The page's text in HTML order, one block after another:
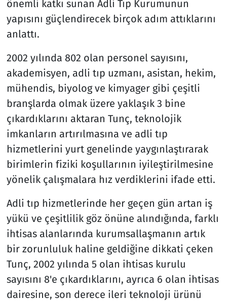
önemli katkı sunan Adli Tıp Kurumunun
yapısını güçlendirecek birçok adım attıklarını
anlattı.
2002 yılında 802 olan personel sayısını,
akademisyen, adli tıp uzmanı, asistan, hekim,
mühendis, biyolog ve kimyager gibi çeşitli
branşlarda olmak üzere yaklaşık 3 bine
çıkardıklarını aktaran Tunç, teknolojik
imkanların artırılmasına ve adli tıp
hizmetlerini yurt genelinde yaygınlaştırarak
birimlerin fiziki koşullarının iyileştirilmesine
yönelik çalışmalara hız verdiklerini ifade etti.
Adli tıp hizmetlerinde her geçen gün artan iş
yükü ve çeşitlilik göz önüne alındığında, farklı
ihtisas alanlarında kurumsallaşmanın artık
bir zorunluluk haline geldiğine dikkati çeken
Tunç, 2002 yılında 5 olan ihtisas kurulu
sayısını 8'e çıkardıklarını, ayrıca 6 olan ihtisas
dairesine, son derece ileri teknoloji ürünü